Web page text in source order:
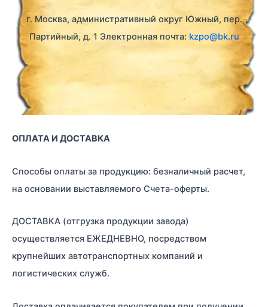
г. Москва, административный округ Южный, пер.
Партийный, д. 1 Электронная почта: kzpo@bk.ru
ОПЛАТА И ДОСТАВКА
Способы оплаты за продукцию: безналичный расчет,
на основании выставляемого Счета-оферты.
ДОСТАВКА (отгрузка продукции завода)
осуществляется ЕЖЕДНЕВНО, посредством
крупнейших автотранспортных компаний и
логистических служб.